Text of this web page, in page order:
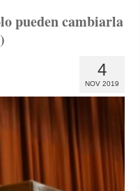
pueden cambiarla
4
NOV 2019